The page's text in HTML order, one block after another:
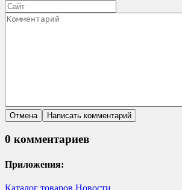
0 комментариев
Приложения:
Каталог товаров Новости